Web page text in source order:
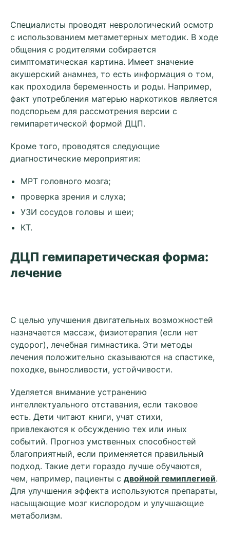
Специалисты проводят неврологический осмотр
с использованием метаметерных методик. В ходе
общения с родителями собирается
симптоматическая картина. Имеет значение
акушерский анамнез, то есть информация о том,
как проходила беременность и роды. Например,
факт употребления матерью наркотиков является
подспорьем для рассмотрения версии с
гемипаретической формой ДЦП.
Кроме того, проводятся следующие
диагностические мероприятия:
МРТ головного мозга;
проверка зрения и слуха;
УЗИ сосудов головы и шеи;
КТ.
ДЦП гемипаретическая форма:
лечение
С целью улучшения двигательных возможностей
назначается массаж, физиотерапия (если нет
судорог), лечебная гимнастика. Эти методы
лечения положительно сказываются на спастике,
походке, выносливости, устойчивости.
Уделяется внимание устранению
интеллектуального отставания, если таковое
есть. Дети читают книги, учат стихи,
привлекаются к обсуждению тех или иных
событий. Прогноз умственных способностей
благоприятный, если применяется правильный
подход. Такие дети гораздо лучше обучаются,
чем, например, пациенты с двойной гемиплегией.
Для улучшения эффекта используются препараты,
насыщающие мозг кислородом и улучшающие
метаболизм.